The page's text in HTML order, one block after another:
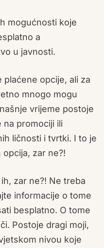
mogućnosti koje
a
u javnosti.
opcije, ali za
mnogo mogu
vrijeme postoje
na promociji ili
ličnosti i tvrtki. I to je
zar ne?!
zar ne?! Ne treba
informacije o tome
besplatno. O tome
Postoje dragi moji,
nivou koje